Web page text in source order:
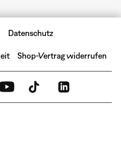
Datenschutz
Shop-Vertrag widerrufen